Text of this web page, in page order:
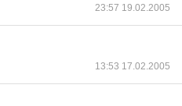
23:57 19.02.2005
13:53 17.02.2005